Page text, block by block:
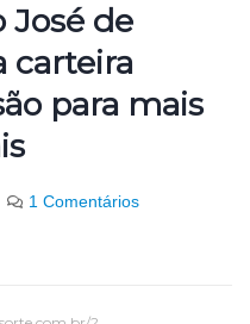
José de
carteira
para mais
1 Comentários